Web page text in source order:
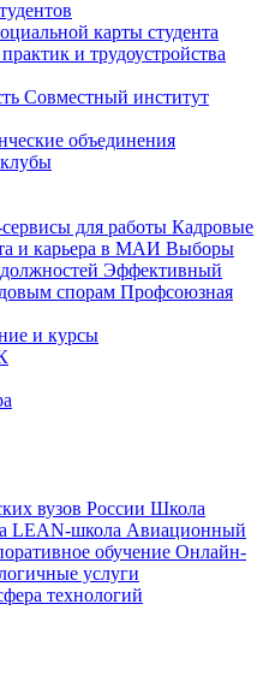
карты студента
и трудоустройства
Совместный институт
объединения
для работы Кадровые
и карьера в МАИ Выборы
Эффективный
спорам Профсоюзная
и курсы
вузов России Школа
LEAN-школа Авиационный
обучение Онлайн-
услуги
технологий